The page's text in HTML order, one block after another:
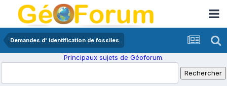
Demandes d' identification de fossiles
Principaux sujets de Géoforum.